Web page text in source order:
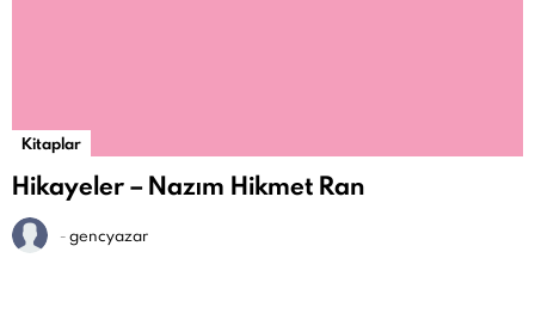
Kitaplar
Hikayeler – Nazım Hikmet Ran
-gencyazar